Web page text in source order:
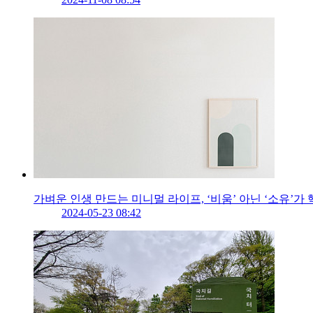
가벼운 인생 만드는 미니멀 라이프, ‘비움’ 아닌 ‘소유’가
2024-05-23 08:42